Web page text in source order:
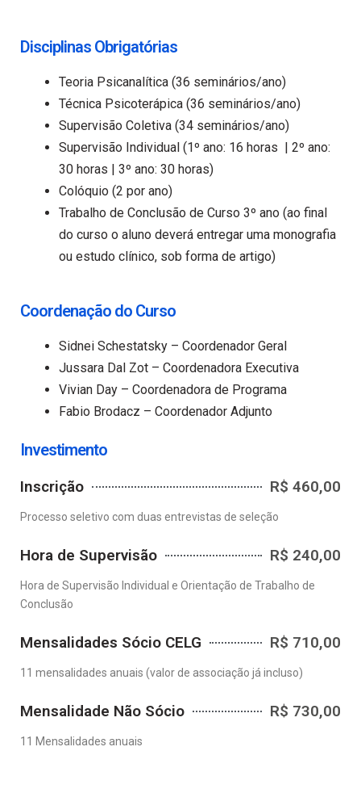
Disciplinas Obrigatórias
Teoria Psicanalítica (36 seminários/ano)
Técnica Psicoterápica (36 seminários/ano)
Supervisão Coletiva (34 seminários/ano)
Supervisão Individual (1º ano: 16 horas | 2º ano:
30 horas | 3º ano: 30 horas)
Colóquio (2 por ano)
Trabalho de Conclusão de Curso 3º ano (ao final
do curso o aluno deverá entregar uma monografia
ou estudo clínico, sob forma de artigo)
Coordenação do Curso
Sidnei Schestatsky – Coordenador Geral
Jussara Dal Zot – Coordenadora Executiva
Vivian Day – Coordenadora de Programa
Fabio Brodacz – Coordenador Adjunto
Investimento
Inscrição R$ 460,00
Processo seletivo com duas entrevistas de seleção
Hora de Supervisão R$ 240,00
Hora de Supervisão Individual e Orientação de Trabalho de
Conclusão
Mensalidades Sócio CELG R$ 710,00
11 mensalidades anuais (valor de associação já incluso)
Mensalidade Não Sócio R$ 730,00
11 Mensalidades anuais